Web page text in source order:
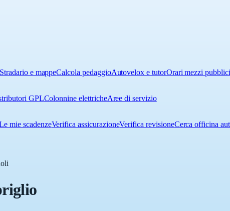
Stradario e mappeCalcola pedaggioAutovelox e tutorOrari mezzi pubblici
GPLColonnine elettricheAree di servizio
mie scadenzeVerifica assicurazioneVerifica revisioneCerca officina